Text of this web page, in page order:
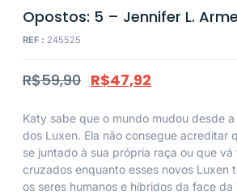
Opostos: 5 – Jennifer L.
REF : 245525
R$59,90 R$47,92
Katy sabe que o mundo mudou desde
dos Luxen. Ela não consegue acreditar
se juntado à sua própria raça ou que
cruzados enquanto esses novos Luxen
os seres humanos e híbridos da face da